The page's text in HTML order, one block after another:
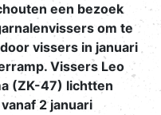
een bezoek
om te
vissers in januari
Vissers Leo
(ZK-47) lichtten
2 januari